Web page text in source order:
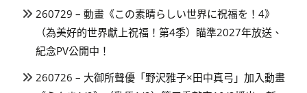
260729 – 動畫《この素晴らしい世界に祝福を！4》
（為美好的世界獻上祝福！第4季）瞄準2027年放送、
紀念PV公開中！
260726 – 大御所聲優「野沢雅子×田中真弓」加入動畫